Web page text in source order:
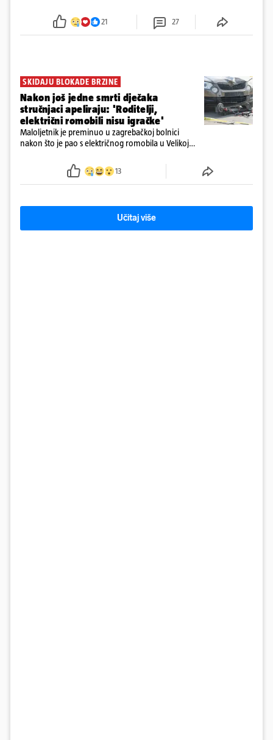
tamošnji liječnici ne vjeruju u oporavak: 'Imamo
21 27
SKIDAJU BLOKADE BRZINE
Nakon još jedne smrti dječaka
stručnjaci apeliraju: 'Roditelji,
električni romobili nisu igračke'
Maloljetnik je preminuo u zagrebačkoj bolnici
nakon što je pao s električnog romobila u Velikoj
13
Učitaj više